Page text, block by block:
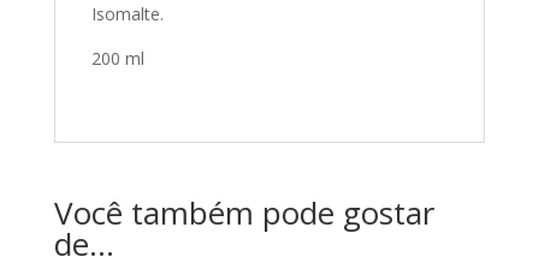
Isomalte.
200 ml
Você também pode gostar
de…